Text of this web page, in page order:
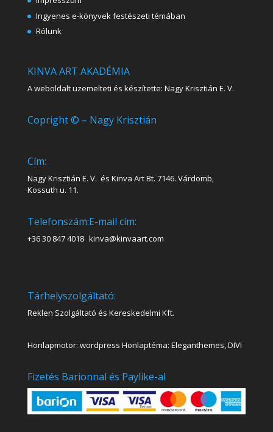
Ingyenes e-könyvek festészeti témában
Rólunk
KINVA ART AKADÉMIA
A weboldalt üzemelteti és készítette: Nagy Krisztián E. V.
Copright © – Nagy Krisztián
Cím:
Nagy Krisztián E. V. és Kinva Art Bt. 7146. Várdomb,
Kossuth u. 11.
Telefonszám:
+36 30 847 4018
E-mail cím:
kinva@kinvaart.com
Tárhelyszolgáltató:
Reklen Szolgáltató és Kereskedelmi Kft.
Honlapmotor: wordpress Honlaptéma: Eleganthemes, DIVI
Fizetés Barionnal és Paylike-al